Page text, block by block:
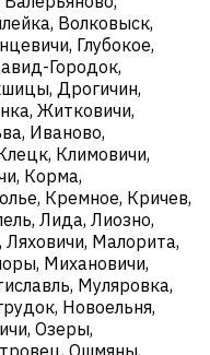
Волковыск,
Глубокое,
Городок,
Дрогичин,
Житковичи,
Иваново,
Климовичи,
Корма,
Кремное, Кричев,
Лида, Лиозно,
Малорита,
Михановичи,
Муляровка,
Новоельня,
Озеры,
Ошмяны,